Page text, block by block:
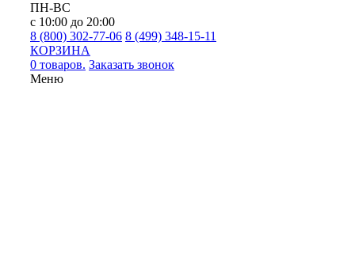
ПН-ВС
с 10:00 до 20:00
8 (800) 302-77-06 8 (499) 348-15-11
КОРЗИНА
0 товаров. Заказать звонок
Меню